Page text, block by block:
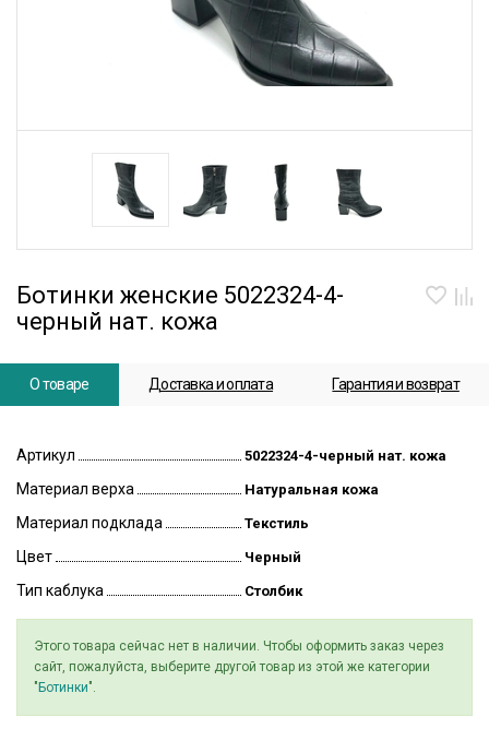
Ботинки женские 5022324-4-
черный нат. кожа
О товаре Доставка и оплата Гарантия и возврат
Артикул 5022324-4-черный нат. кожа
Материал верха Натуральная кожа
Материал подклада Текстиль
Цвет Черный
Тип каблука Столбик
Этого товара сейчас нет в наличии. Чтобы оформить заказ через
сайт, пожалуйста, выберите другой товар из этой же категории
" Ботинки".